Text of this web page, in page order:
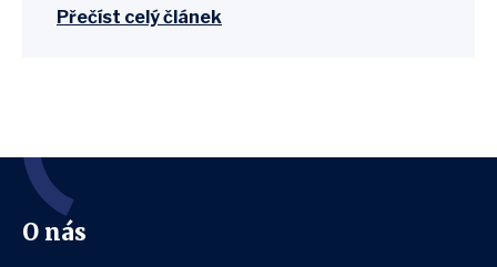
Přečíst celý článek
O nás